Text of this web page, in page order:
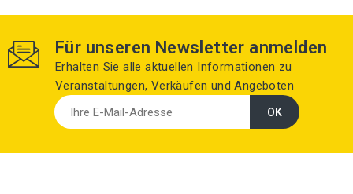
Für unseren Newsletter anmelden
Erhalten Sie alle aktuellen Informationen zu
Veranstaltungen, Verkäufen und Angeboten